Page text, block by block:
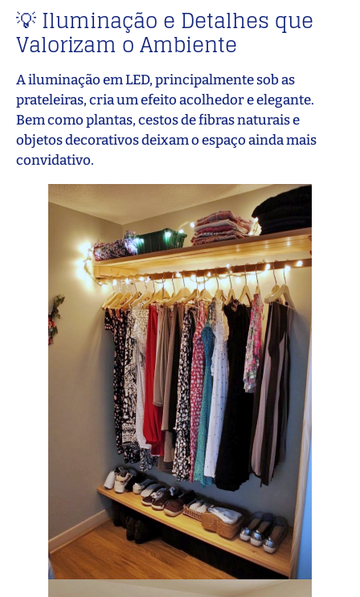
💡 Iluminação e Detalhes que
Valorizam o Ambiente
A iluminação em LED, principalmente sob as
prateleiras, cria um efeito acolhedor e elegante.
Bem como plantas, cestos de fibras naturais e
objetos decorativos deixam o espaço ainda mais
convidativo.